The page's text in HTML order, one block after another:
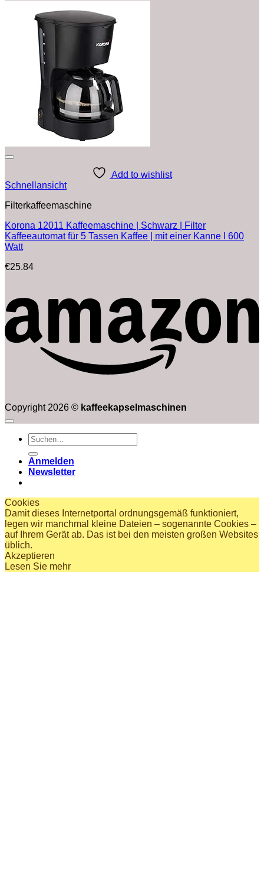
Add to wishlist
Schnellansicht
Filterkaffeemaschine
Korona 12011 Kaffeemaschine | Schwarz | Filter
Kaffeeautomat für 5 Tassen Kaffee | mit einer Kanne I 600
Watt
€25.84
Copyright 2026 © kaffeekapselmaschinen
Suchen
nach:
Anmelden
Newsletter
Cookies
Damit dieses Internetportal ordnungsgemäß funktioniert,
legen wir manchmal kleine Dateien – sogenannte Cookies –
auf Ihrem Gerät ab. Das ist bei den meisten großen Websites
üblich.
Akzeptieren
Lesen Sie mehr